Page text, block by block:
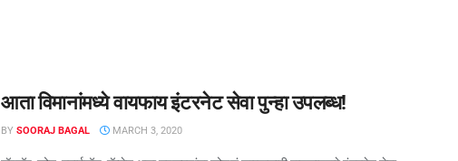
आता विमानांमध्ये वायफाय इंटरनेट सेवा पुन्हा उपलब्ध!
BY SOORAJ BAGAL MARCH 3, 2020